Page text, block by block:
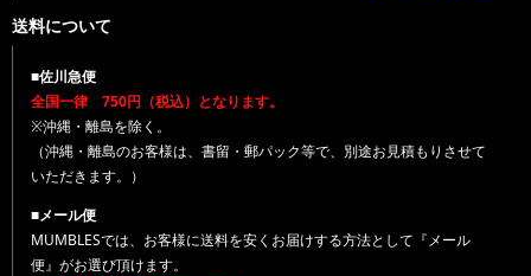
送料について
■佐川急便
全国一律 750円（税込）となります。
※沖縄・離島を除く。
（沖縄・離島のお客様は、書留・郵パック等で、別途お見積もりさせて
いただきます。）
■メール便
MUMBLESでは、お客様に送料を安くお届けする方法として『メール
便』がお選び頂けます。